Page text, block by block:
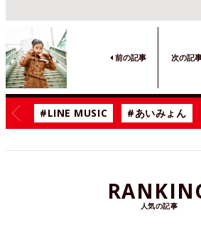
前の記事 次の記
#LINE MUSIC #あいみょん
人気の記事